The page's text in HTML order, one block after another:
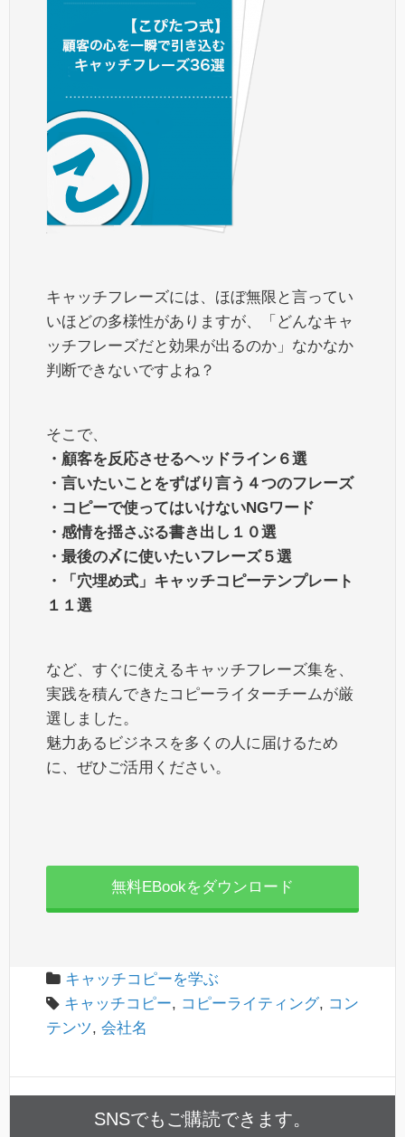
キャッチフレーズには、ほぼ無限と言ってい
いほどの多様性がありますが、「どんなキャ
ッチフレーズだと効果が出るのか」なかなか
判断できないですよね？
そこで、
・顧客を反応させるヘッドライン６選
・言いたいことをずばり言う４つのフレーズ
・コピーで使ってはいけないNGワード
・感情を揺さぶる書き出し１０選
・最後の〆に使いたいフレーズ５選
・「穴埋め式」キャッチコピーテンプレート
１１選
など、すぐに使えるキャッチフレーズ集を、
実践を積んできたコピーライターチームが厳
選しました。
魅力あるビジネスを多くの人に届けるため
に、ぜひご活用ください。
無料EBookをダウンロード
キャッチコピーを学ぶ
キャッチコピー, コピーライティング, コン
テンツ, 会社名
SNSでもご購読できます。